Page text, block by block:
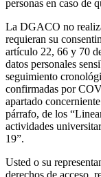
personas en caso de
La DGACO no
requieran su
artículo 22, 66 y 70
datos personales
seguimiento
confirmadas por
apartado
párrafo, de los
actividades
19”.
Usted o su